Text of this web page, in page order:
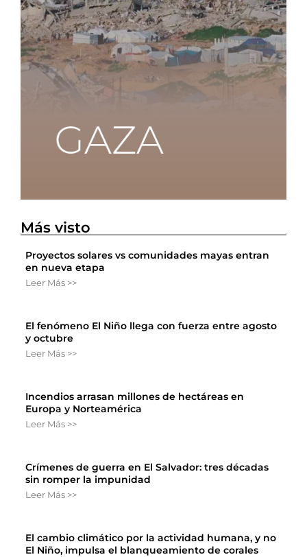
Más visto
Proyectos solares vs comunidades mayas entran
en nueva etapa
Leer Más >>
El fenómeno El Niño llega con fuerza entre agosto
y octubre
Leer Más >>
Incendios arrasan millones de hectáreas en
Europa y Norteamérica
Leer Más >>
Crímenes de guerra en El Salvador: tres décadas
sin romper la impunidad
Leer Más >>
El cambio climático por la actividad humana, y no
El Niño, impulsa el blanqueamiento de corales